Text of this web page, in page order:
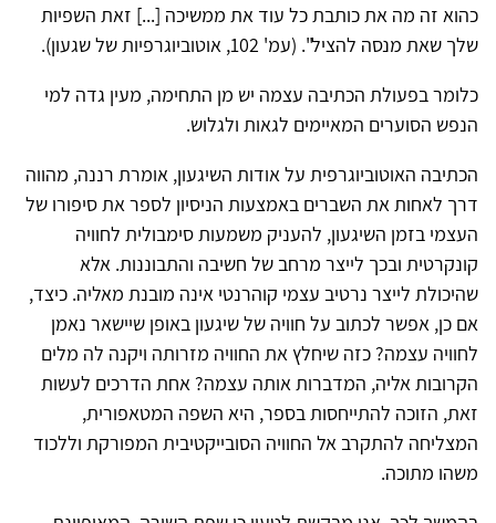
כהוא זה מה את כותבת כל עוד את ממשיכה [...] זאת השפיות
שלך שאת מנסה להציל". (עמ' 102, אוטוביוגרפיות של שגעון).
כלומר בפעולת הכתיבה עצמה יש מן התחימה, מעין גדה למי
הנפש הסוערים המאיימים לגאות ולגלוש.
הכתיבה האוטוביוגרפית על אודות השיגעון, אומרת רננה, מהווה
דרך לאחות את השברים באמצעות הניסיון לספר את סיפורו של
העצמי בזמן השיגעון, להעניק משמעות סימבולית לחוויה
קונקרטית ובכך לייצר מרחב של חשיבה והתבוננות. אלא
שהיכולת לייצר נרטיב עצמי קוהרנטי אינה מובנת מאליה. כיצד,
אם כן, אפשר לכתוב על חוויה של שיגעון באופן שיישאר נאמן
לחוויה עצמה? כזה שיחלץ את החוויה מזרותה ויקנה לה מלים
הקרובות אליה, המדברות אותה עצמה? אחת הדרכים לעשות
זאת, הזוכה להתייחסות בספר, היא השפה המטאפורית,
המצליחה להתקרב אל החוויה הסובייקטיבית המפורקת וללכוד
משהו מתוכה.